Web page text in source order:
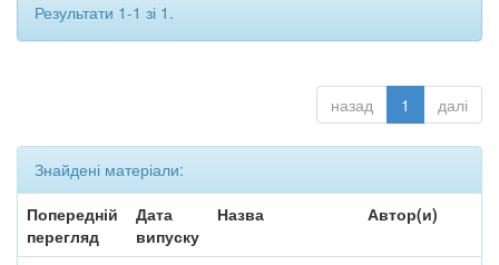
Результати 1-1 зі 1.
назад 1 далі
Знайдені матеріали:
Попередній
перегляд
Дата
випуску
Назва Автор(и)